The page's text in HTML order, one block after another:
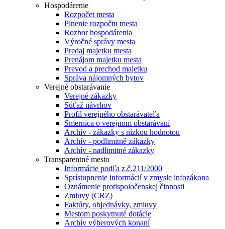
Hospodárenie
Rozpočet mesta
Plnenie rozpočtu mesta
Rozbor hospodárenia
Výročné správy mesta
Predaj majetku mesta
Prenájom majetku mesta
Prevod a prechod majetku
Správa nájomných bytov
Verejné obstarávanie
Verejné zákazky
Súťaž návrhov
Profil verejného obstarávateľa
Smernica o verejnom obstarávaní
Archív - zákazky s nízkou hodnotou
Archív - podlimitné zákazky
Archív - nadlimitné zákazky
Transparentné mesto
Informácie podľa z.č.211/2000
Sprístupnenie informácií v zmysle infozákona
Oznámenie protispoločenskej činnosti
Zmluvy (CRZ)
Faktúry, objednávky, zmluvy
Mestom poskytnuté dotácie
Archív výberových konaní